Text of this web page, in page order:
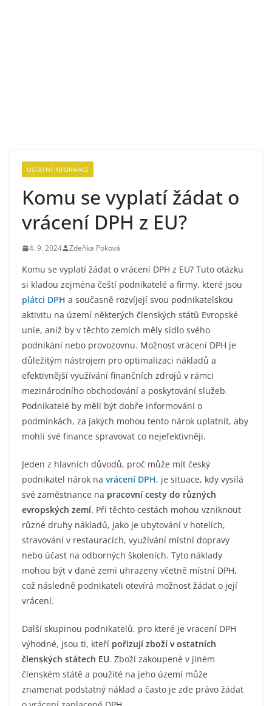
OSTATNÍ INFORMACE
Komu se vyplatí žádat o
vrácení DPH z EU?
4. 9. 2024 Zdeňka Poková
Komu se vyplatí žádat o vrácení DPH z EU? Tuto otázku
si kladou zejména čeští podnikatelé a firmy, které jsou
plátci DPH a současně rozvíjejí svou podnikatelskou
aktivitu na území některých členských států Evropské
unie, aniž by v těchto zemích měly sídlo svého
podnikání nebo provozovnu. Možnost vrácení DPH je
důležitým nástrojem pro optimalizaci nákladů a
efektivnější využívání finančních zdrojů v rámci
mezinárodního obchodování a poskytování služeb.
Podnikatelé by měli být dobře informováni o
podmínkách, za jakých mohou tento nárok uplatnit, aby
mohli své finance spravovat co nejefektivněji.
Jeden z hlavních důvodů, proč může mít český
podnikatel nárok na vrácení DPH, je situace, kdy vysílá
své zaměstnance na pracovní cesty do různých
evropských zemí. Při těchto cestách mohou vzniknout
různé druhy nákladů, jako je ubytování v hotelích,
stravování v restauracích, využívání místní dopravy
nebo účast na odborných školeních. Tyto náklady
mohou být v dané zemi uhrazeny včetně místní DPH,
což následně podnikateli otevírá možnost žádat o její
vrácení.
Další skupinou podnikatelů, pro které je vracení DPH
výhodné, jsou ti, kteří pořizují zboží v ostatních
členských státech EU. Zboží zakoupené v jiném
členském státě a použité na jeho území může
znamenat podstatný náklad a často je zde právo žádat